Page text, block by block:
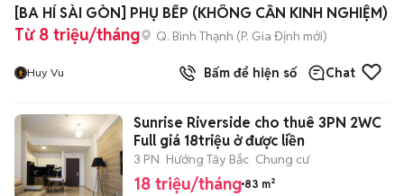
[BA HÍ SÀI GÒN] PHỤ BẾP (KHÔNG CẦN KINH NGHIỆM)
Từ 8 triệu/tháng Q. Bình Thạnh (P. Gia Định mới)
Huy Vu Bấm để hiện số Chat
Sunrise Riverside cho thuê 3PN 2WC
Full giá 18triệu ở được liền
3 PN Hướng Tây Bắc Chung cư
18 triệu/tháng 83 m²